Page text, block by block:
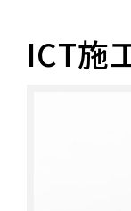
ICT施